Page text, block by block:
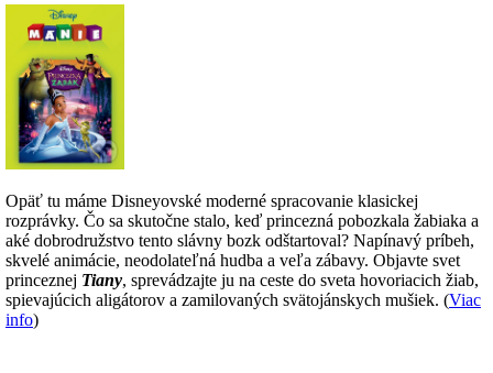
Opäť tu máme Disneyovské moderné spracovanie klasickej
rozprávky. Čo sa skutočne stalo, keď princezná pobozkala žabiaka a
aké dobrodružstvo tento slávny bozk odštartoval? Napínavý príbeh,
skvelé animácie, neodolateľná hudba a veľa zábavy. Objavte svet
princeznej Tiany, sprevádzajte ju na ceste do sveta hovoriacich žiab,
spievajúcich aligátorov a zamilovaných svätojánskych mušiek. (Viac
info)